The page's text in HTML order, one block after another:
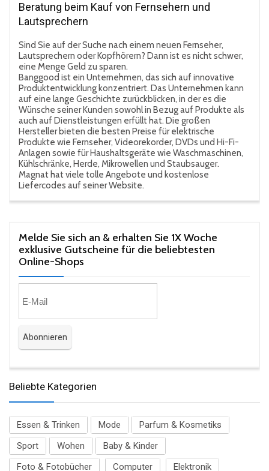
Beratung beim Kauf von Fernsehern und
Lautsprechern
Sind Sie auf der Suche nach einem neuen Fernseher,
Lautsprechern oder Kopfhörern? Dann ist es nicht schwer,
eine Menge Geld zu sparen.
Banggood ist ein Unternehmen, das sich auf innovative
Produktentwicklung konzentriert. Das Unternehmen kann
auf eine lange Geschichte zurückblicken, in der es die
Wünsche seiner Kunden sowohl in Bezug auf Produkte als
auch auf Dienstleistungen erfüllt hat. Die großen
Hersteller bieten die besten Preise für elektrische
Produkte wie Fernseher, Videorekorder, DVDs und Hi-Fi-
Anlagen sowie für Haushaltsgeräte wie Waschmaschinen,
Kühlschränke, Herde, Mikrowellen und Staubsauger.
Magnat hat viele tolle Angebote und kostenlose
Liefercodes auf seiner Website.
Melde Sie sich an & erhalten Sie 1X Woche
exklusive Gutscheine für die beliebtesten
Online-Shops​
Beliebte Kategorien
Essen & Trinken Mode
Parfum & Kosmetiks
Sport
Wohen
Baby & Kinder
Foto & Fotobücher
Computer Elektronik